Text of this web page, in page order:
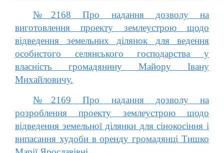
№2168 Про надання дозволу на
виготовлення проекту землеустрою щодо
відведення земельних ділянок для ведення
особистого селянського господарства у
власність громадянину Майору Івану
Михайловичу.
№2169 Про надання дозволу на
розроблення проекту землеустрою щодо
відведення земельної ділянки для сінокосіння і
випасання худоби в оренду громадянці Тишко